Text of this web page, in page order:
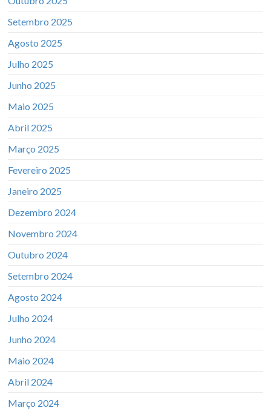
Setembro 2025
Agosto 2025
Julho 2025
Junho 2025
Maio 2025
Abril 2025
Março 2025
Fevereiro 2025
Janeiro 2025
Dezembro 2024
Novembro 2024
Outubro 2024
Setembro 2024
Agosto 2024
Julho 2024
Junho 2024
Maio 2024
Abril 2024
Março 2024